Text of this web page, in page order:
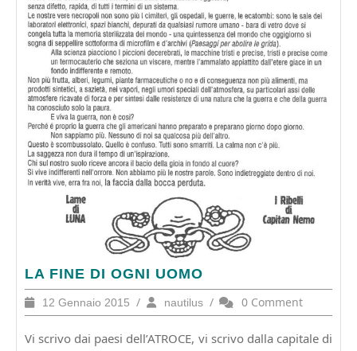
LA FINE DI OGNI UOMO
LA
FINE
DI
UOMO
12 Gennaio 2015 12
Gennaio
2015
/ nautilusnautilus
/ 0 Comment
Vi scrivo dai paesi dell’ATROCE, vi scrivo dalla capitale di